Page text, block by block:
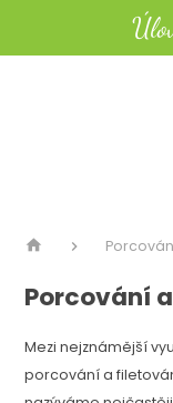
Porcování
Mezi nejznámější
porcování a